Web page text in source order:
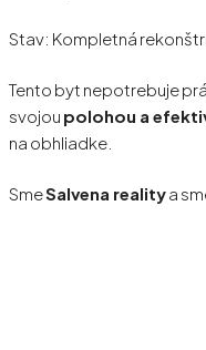
Stav: Kompletná
Tento byt nepotrebuje
svojou polohou a
na obhliadke.
SmeSalvena realitya